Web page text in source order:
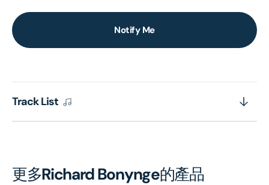
Notify Me
Track List
更多Richard Bonynge的產品